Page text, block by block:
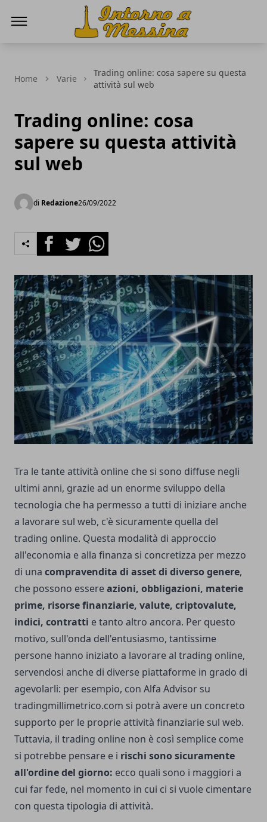
Home Varie
Trading online: cosa sapere su questa
attività sul web
Trading online: cosa
sapere su questa attività
sul web
di Redazione26/09/2022
FacebookTwitterWhatsapp
Tra le tante attività online che si sono diffuse negli
ultimi anni, grazie ad un enorme sviluppo della
tecnologia che ha permesso a tutti di iniziare anche
a lavorare sul web, c'è sicuramente quella del
trading online. Questa modalità di approccio
all'economia e alla finanza si concretizza per mezzo
di una compravendita di asset di diverso genere,
che possono essereazioni, obbligazioni, materie
prime, risorse finanziarie, valute, criptovalute,
indici, contratti e tanto altro ancora. Per questo
motivo, sull'onda dell'entusiasmo, tantissime
persone hanno iniziato a lavorare al trading online,
servendosi anche di diverse piattaforme in grado di
agevolarli: per esempio, con Alfa Advisor su
tradingmillimetrico.com si potrà avere un concreto
supporto per le proprie attività finanziarie sul web.
Tuttavia, il trading online non è così semplice come
si potrebbe pensare e i rischi sono sicuramente
all'ordine del giorno: ecco quali sono i maggiori a
cui far fede, nel momento in cui ci si vuole cimentare
con questa tipologia di attività.